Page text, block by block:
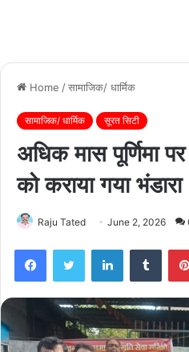
Home /सामाजिक/ धार्मिक
सामाजिक/ धार्मिक सूरत सिटी
अधिक मास पूर्णिमा
को कराया गया भंडारा
Raju Tated June 2, 2026
FacebookTwitter LinkedIn